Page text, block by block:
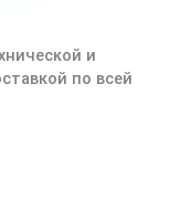
и
по всей